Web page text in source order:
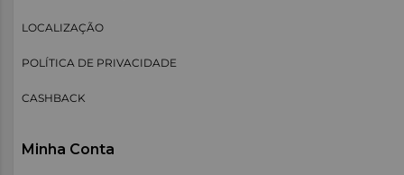
LOCALIZAÇÃO
POLÍTICA DE PRIVACIDADE
CASHBACK
Minha Conta